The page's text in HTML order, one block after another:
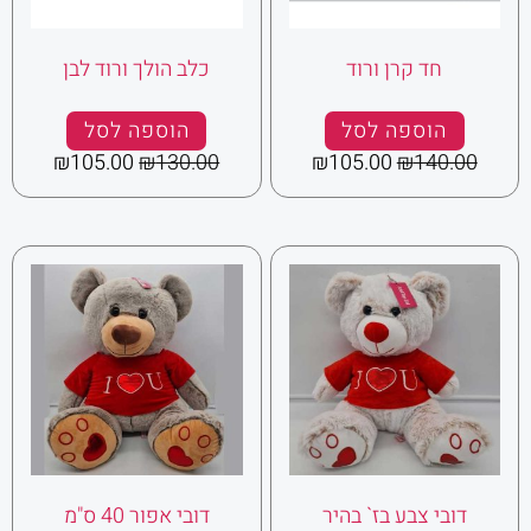
חד קרן ורוד
הוספה לסל
₪140.00
₪105.00
כלב הולך ורוד לבן
הוספה לסל
₪130.00
₪105.00
דובי צבע בז` בהיר דובי אפור 40 ס"מ